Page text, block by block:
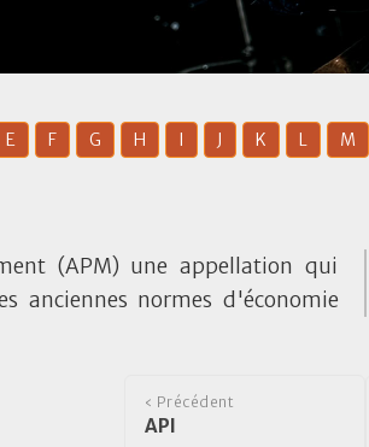
E F G H I J K L M
(APM) une appellation qui
anciennes normes d'économie
‹ Précédent
API